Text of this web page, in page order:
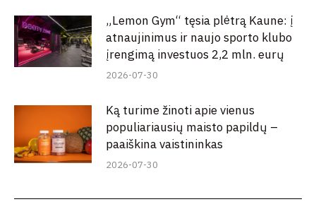
„Lemon Gym“ tęsia plėtrą Kaune: į
atnaujinimus ir naujo sporto klubo
įrengimą investuos 2,2 mln. eurų
2026-07-30
Ką turime žinoti apie vienus
populiariausių maisto papildų –
paaiškina vaistininkas
2026-07-30